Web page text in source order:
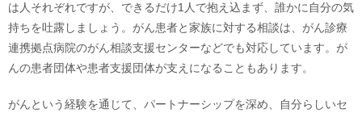
は人それぞれですが、できるだけ1人で抱え込まず、誰かに自分の気
持ちを吐露しましょう。がん患者と家族に対する相談は、がん診療
連携拠点病院のがん相談支援センターなどでも対応しています。が
んの患者団体や患者支援団体が支えになることもあります。
がんという経験を通じて、パートナーシップを深め、自分らしいセ